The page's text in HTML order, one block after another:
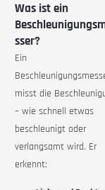
Was ist ein
sser?
Ein
misst die
– wie schnell etwas
beschleunigt oder
verlangsamt wird. Er
erkennt: